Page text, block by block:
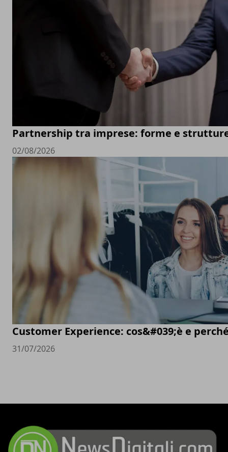
Partnership tra imprese: forme e
02/08/2026
Customer Experience: cos&#039;è e
31/07/2026